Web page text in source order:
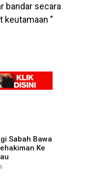
bandar secara
”
Sabah Bawa
Ke